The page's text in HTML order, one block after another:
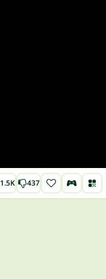
1.5K 437